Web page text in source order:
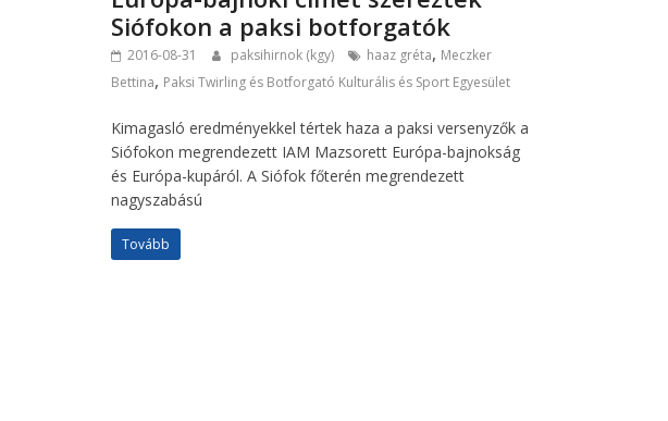
Siófokon a paksi botforgatók
2016-08-31 paksihirnok (kgy) haaz gréta, Meczker
Bettina, Paksi Twirling és Botforgató Kulturális és Sport Egyesület
Kimagasló eredményekkel tértek haza a paksi versenyzők a
Siófokon megrendezett IAM Mazsorett Európa-bajnokság
és Európa-kupáról. A Siófok főterén megrendezett
nagyszabású
Tovább